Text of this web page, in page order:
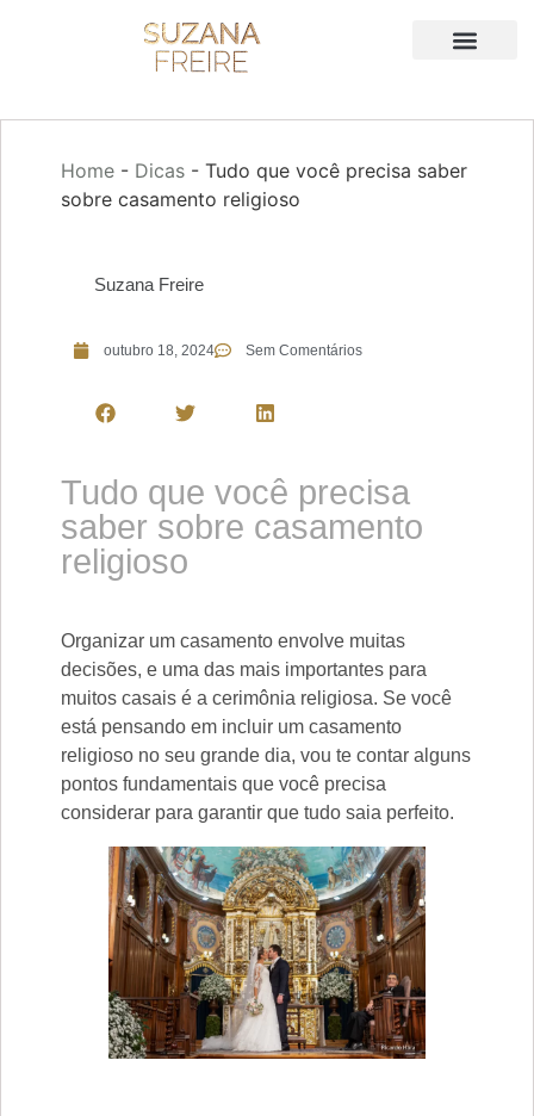
Home - Dicas - Tudo que você precisa saber
sobre casamento religioso
Suzana Freire
outubro 18, 2024 Sem Comentários
Tudo que você precisa
saber sobre casamento
religioso
Organizar um casamento envolve muitas
decisões, e uma das mais importantes para
muitos casais é a cerimônia religiosa. Se você
está pensando em incluir um casamento
religioso no seu grande dia, vou te contar alguns
pontos fundamentais que você precisa
considerar para garantir que tudo saia perfeito.